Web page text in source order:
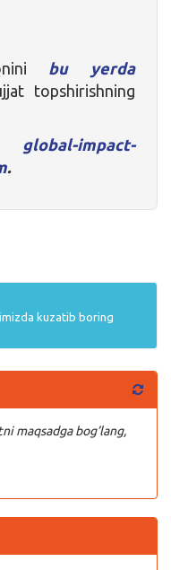
bu yerda
topshirishning
global-impact-
.
kuzatib boring
maqsadga bog’lang,